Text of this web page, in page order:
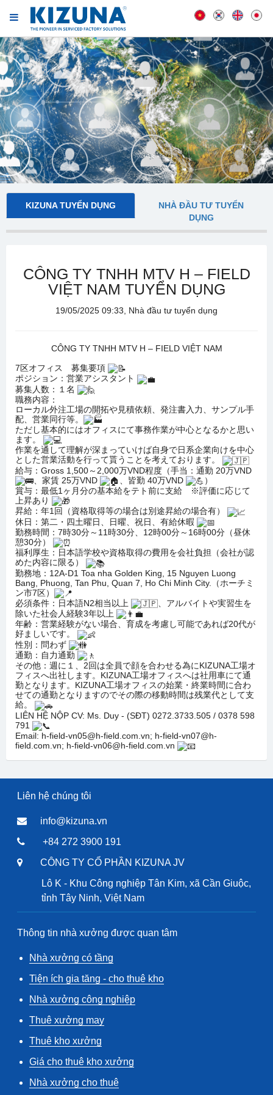
KIZUNA TUYỂN DỤNG
NHÀ ĐẦU TƯ TUYỂN
DỤNG
CÔNG TY TNHH MTV H – FIELD
VIỆT NAM TUYỂN DỤNG
19/05/2025 09:33, Nhà đầu tư tuyển dụng
CÔNG TY TNHH MTV H – FIELD VIỆT NAM
7区オフィス 募集要項
ポジション：営業アシスタント
募集人数：１名
職務内容：
ローカル外注工場の開拓や見積依頼、発注書入力、サンプル手
配、営業同行等。
ただし基本的にはオフィスにて事務作業が中心となるかと思い
ます。
作業を通して理解が深まっていけば自身で日系企業向けを中心
とした営業活動を行って貰うことを考えております。
給与：Gross 1,500～2,000万VND程度（手当：通勤 20万VND
、家賃 25万VND
、皆勤 40万VND
）
賞与：最低1ヶ月分の基本給をテト前に支給 ※評価に応じて
上昇あり
昇給：年1回（資格取得等の場合は別途昇給の場合有）
休日：第二・四土曜日、日曜、祝日、有給休暇
勤務時間：7時30分～11時30分、12時00分～16時00分（昼休
憩30分）
福利厚生：日本語学校や資格取得の費用を会社負担（会社が認
めた内容に限る）
勤務地：12A-D1 Toa nha Golden King, 15 Nguyen Luong
Bang, Phuong, Tan Phu, Quan 7, Ho Chi Minh City.（ホーチミ
ン市7区）
必須条件：日本語N2相当以上
、アルバイトや実習生を
除いた社会人経験3年以上
年齢：営業経験がない場合、育成を考慮し可能であれば20代が
好ましいです。
性別：問わず
通勤：自力通勤
その他：週に１、2回は全員で顔を合わせる為にKIZUNA工場オ
フィスへ出社します。KIZUNA工場オフィスへは社用車にて通
勤となります。KIZUNA工場オフィスの始業・終業時間に合わ
せての通勤となりますのでその際の移動時間は残業代として支
給。
LIÊN HỆ NỘP CV: Ms. Duy - (SĐT) 0272.3733.505 / 0378 598
791
Email: h-field-vn05@h-field.com.vn; h-field-vn07@h-
field.com.vn; h-field-vn06@h-field.com.vn
Liên hệ chúng tôi
info@kizuna.vn
+84 272 3900 191
CÔNG TY CỔ PHẦN KIZUNA JV
Lô K - Khu Công nghiệp Tân Kim, xã Cần Giuộc,
tỉnh Tây Ninh, Việt Nam
Thông tin nhà xưởng được quan tâm
Nhà xưởng có tầng
Tiện ích gia tăng - cho thuê kho
Nhà xưởng công nghiệp
Thuê xưởng may
Thuê kho xưởng
Giá cho thuê kho xưởng
Nhà xưởng cho thuê